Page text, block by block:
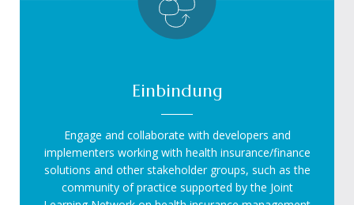
Einbindung
Engage and collaborate with developers and
implementers working with health insurance/finance
solutions and other stakeholder groups, such as the
community of practice supported by the Joint